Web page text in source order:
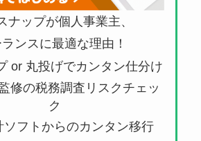
ナップが個人事業主、
ンスに最適な理由！
or 丸投げでカンタン仕分け
修の税務調査リスクチェッ
ク
ソフトからのカンタン移行